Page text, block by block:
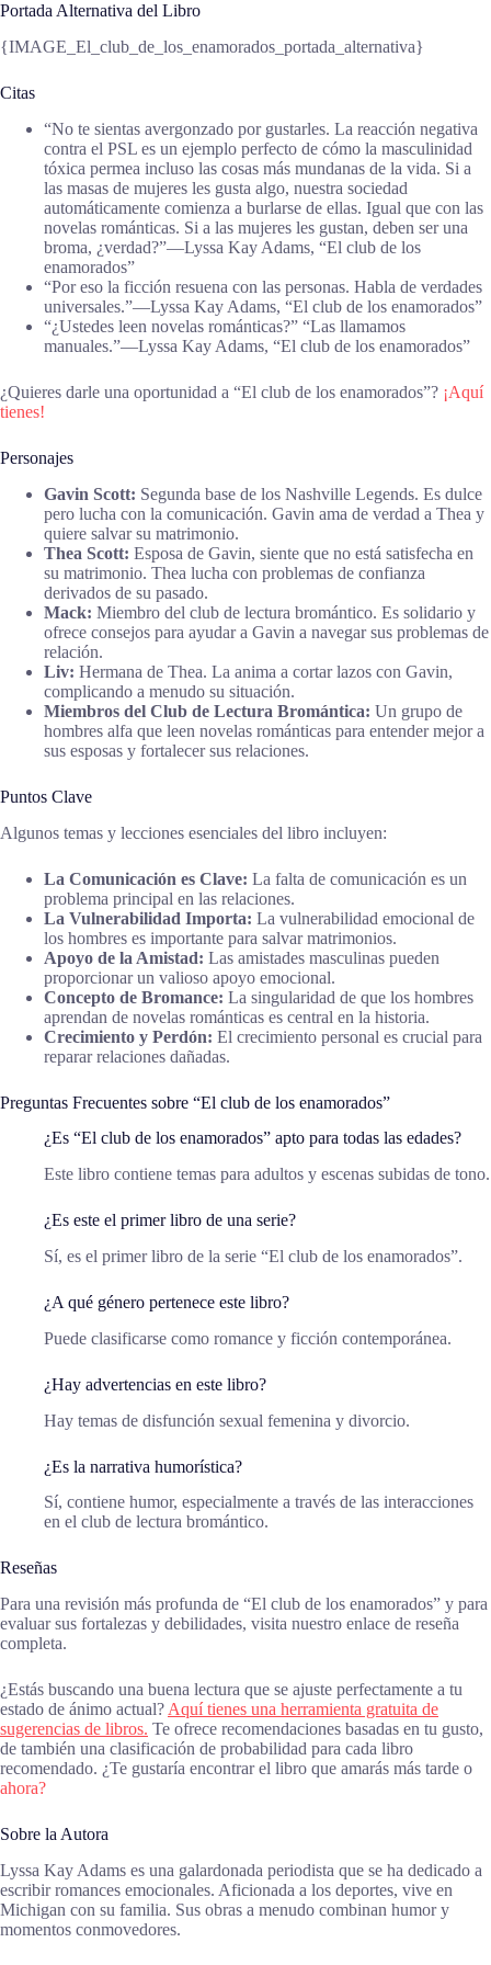
Portada Alternativa del Libro
{IMAGE_El_club_de_los_enamorados_portada_alternativa}
Citas
“No te sientas avergonzado por gustarles. La reacción negativa
contra el PSL es un ejemplo perfecto de cómo la masculinidad
tóxica permea incluso las cosas más mundanas de la vida. Si a
las masas de mujeres les gusta algo, nuestra sociedad
automáticamente comienza a burlarse de ellas. Igual que con las
novelas románticas. Si a las mujeres les gustan, deben ser una
broma, ¿verdad?”―Lyssa Kay Adams, “El club de los
enamorados”
“Por eso la ficción resuena con las personas. Habla de verdades
universales.”―Lyssa Kay Adams, “El club de los enamorados”
“¿Ustedes leen novelas románticas?” “Las llamamos
manuales.”―Lyssa Kay Adams, “El club de los enamorados”
¿Quieres darle una oportunidad a “El club de los enamorados”? ¡Aquí
tienes!
Personajes
Gavin Scott: Segunda base de los Nashville Legends. Es dulce
pero lucha con la comunicación. Gavin ama de verdad a Thea y
quiere salvar su matrimonio.
Thea Scott: Esposa de Gavin, siente que no está satisfecha en
su matrimonio. Thea lucha con problemas de confianza
derivados de su pasado.
Mack: Miembro del club de lectura bromántico. Es solidario y
ofrece consejos para ayudar a Gavin a navegar sus problemas de
relación.
Liv: Hermana de Thea. La anima a cortar lazos con Gavin,
complicando a menudo su situación.
Miembros del Club de Lectura Bromántica: Un grupo de
hombres alfa que leen novelas románticas para entender mejor a
sus esposas y fortalecer sus relaciones.
Puntos Clave
Algunos temas y lecciones esenciales del libro incluyen:
La Comunicación es Clave: La falta de comunicación es un
problema principal en las relaciones.
La Vulnerabilidad Importa: La vulnerabilidad emocional de
los hombres es importante para salvar matrimonios.
Apoyo de la Amistad: Las amistades masculinas pueden
proporcionar un valioso apoyo emocional.
Concepto de Bromance: La singularidad de que los hombres
aprendan de novelas románticas es central en la historia.
Crecimiento y Perdón: El crecimiento personal es crucial para
reparar relaciones dañadas.
Preguntas Frecuentes sobre “El club de los enamorados”
¿Es “El club de los enamorados” apto para todas las edades?
Este libro contiene temas para adultos y escenas subidas de tono.
¿Es este el primer libro de una serie?
Sí, es el primer libro de la serie “El club de los enamorados”.
¿A qué género pertenece este libro?
Puede clasificarse como romance y ficción contemporánea.
¿Hay advertencias en este libro?
Hay temas de disfunción sexual femenina y divorcio.
¿Es la narrativa humorística?
Sí, contiene humor, especialmente a través de las interacciones
en el club de lectura bromántico.
Reseñas
Para una revisión más profunda de “El club de los enamorados” y para
evaluar sus fortalezas y debilidades, visita nuestro enlace de reseña
completa.
¿Estás buscando una buena lectura que se ajuste perfectamente a tu
estado de ánimo actual? Aquí tienes una herramienta gratuita de
sugerencias de libros. Te ofrece recomendaciones basadas en tu gusto,
de también una clasificación de probabilidad para cada libro
recomendado. ¿Te gustaría encontrar el libro que amarás más tarde o
ahora?
Sobre la Autora
Lyssa Kay Adams es una galardonada periodista que se ha dedicado a
escribir romances emocionales. Aficionada a los deportes, vive en
Michigan con su familia. Sus obras a menudo combinan humor y
momentos conmovedores.